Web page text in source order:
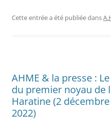
Cette entrée a été publiée dans
AHME & la presse :
du premier noyau de
Haratine (2
2022)